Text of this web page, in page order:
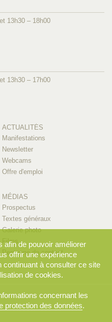
13h30 – 18h00
13h30 – 17h00
ACTUALITÉS
Manifestations
Newsletter
Webcams
Offre d'emploi
MÉDIAS
Prospectus
Textes généraux
Galerie photo
Films
Personne de contact
afin de pouvoir améliorer
offrir une expérience
continuant à consulter ce site
de cookies.
concernant les
protection des données.